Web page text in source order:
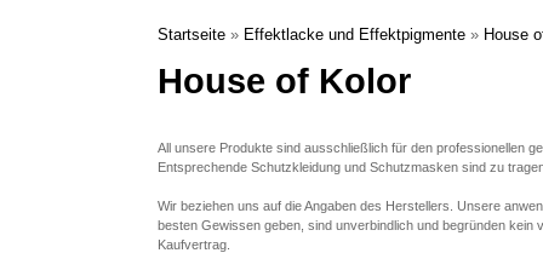
Startseite » Effektlacke und Effektpigmente » House
House of Kolor
All unsere Produkte sind ausschließlich für den professionellen
Entsprechende Schutzkleidung und Schutzmasken sind zu
Wir beziehen uns auf die Angaben des Herstellers. Unsere
besten Gewissen geben, sind unverbindlich und begründen
Kaufvertrag.